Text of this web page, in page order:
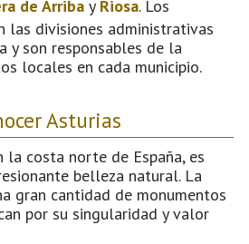
de Arriba y Riosa. Los
las divisiones administrativas
y son responsables de la
locales en cada municipio.
Asturias
la costa norte de España, es
belleza natural. La
gran cantidad de monumentos
por su singularidad y valor